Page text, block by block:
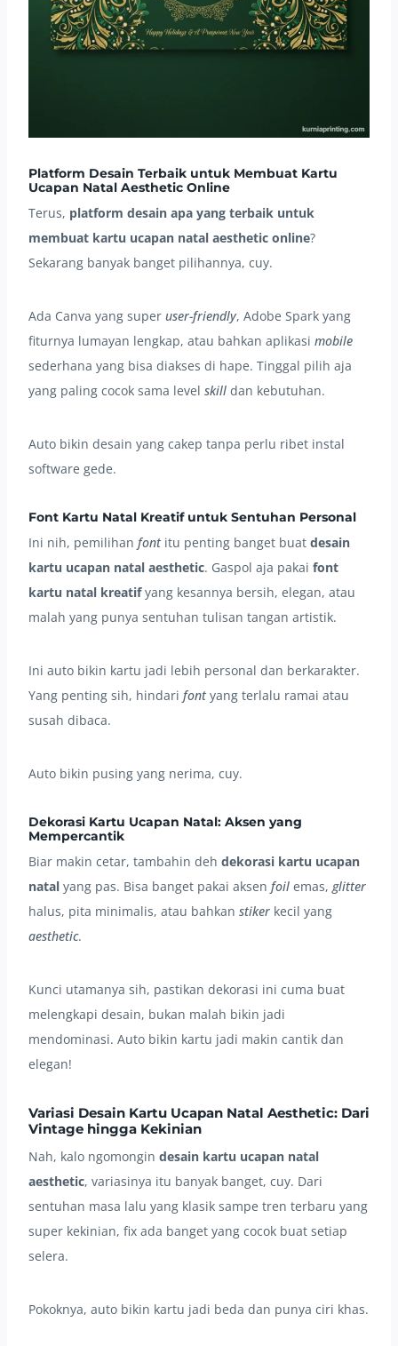
Platform Desain Terbaik untuk Membuat Kartu
Ucapan Natal Aesthetic Online
Terus, platform desain apa yang terbaik untuk
membuat kartu ucapan natal aesthetic online?
Sekarang banyak banget pilihannya, cuy.
Ada Canva yang super user-friendly, Adobe Spark yang
fiturnya lumayan lengkap, atau bahkan aplikasi mobile
sederhana yang bisa diakses di hape. Tinggal pilih aja
yang paling cocok sama level skill dan kebutuhan.
Auto bikin desain yang cakep tanpa perlu ribet instal
software gede.
Font Kartu Natal Kreatif untuk Sentuhan Personal
Ini nih, pemilihan fontitu penting banget buat desain
kartu ucapan natal aesthetic. Gaspol aja pakai font
kartu natal kreatifyang kesannya bersih, elegan, atau
malah yang punya sentuhan tulisan tangan artistik.
Ini auto bikin kartu jadi lebih personal dan berkarakter.
Yang penting sih, hindari fontyang terlalu ramai atau
susah dibaca.
Auto bikin pusing yang nerima, cuy.
Dekorasi Kartu Ucapan Natal: Aksen yang
Mempercantik
Biar makin cetar, tambahin deh dekorasi kartu ucapan
natal yang pas. Bisa banget pakai aksen foil emas, glitter
halus, pita minimalis, atau bahkan stiker kecil yang
aesthetic.
Kunci utamanya sih, pastikan dekorasi ini cuma buat
melengkapi desain, bukan malah bikin jadi
mendominasi. Auto bikin kartu jadi makin cantik dan
elegan!
Variasi Desain Kartu Ucapan Natal Aesthetic: Dari
Vintage hingga Kekinian
Nah, kalo ngomongin desain kartu ucapan natal
aesthetic, variasinya itu banyak banget, cuy. Dari
sentuhan masa lalu yang klasik sampe tren terbaru yang
super kekinian, fix ada banget yang cocok buat setiap
selera.
Pokoknya, auto bikin kartu jadi beda dan punya ciri khas.